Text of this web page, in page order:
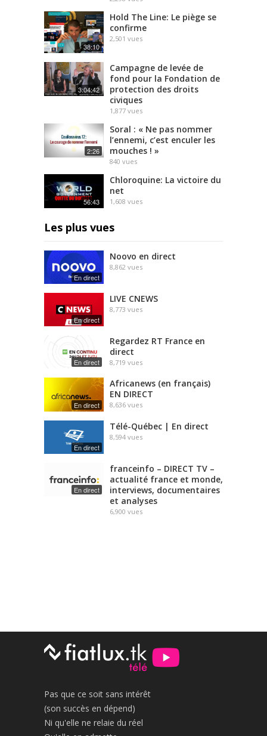
38:10
Hold The Line: Le piège se
confirme
2,501 vues
3:04:42
Campagne de levée de
fond pour la Fondation de
protection des droits
civiques
1,877 vues
2:26
Soral : « Ne pas nommer
l’ennemi, c’est enculer les
mouches ! »
840 vues
56:43
Chloroquine: La victoire du
net
1,608 vues
Les plus vues
En direct
Noovo en direct
8,862 vues
En direct
LIVE CNEWS
8,773 vues
En direct
Regardez RT France en
direct
8,719 vues
En direct
Africanews (en français)
EN DIRECT
8,636 vues
En direct
Télé-Québec | En direct
8,594 vues
En direct
franceinfo – DIRECT TV –
actualité france et monde,
interviews, documentaires
et analyses
6,900 vues
Pas que ce soit sans intérêt
(son succès en dépend)
Ni qu'elle ne relaie du réel